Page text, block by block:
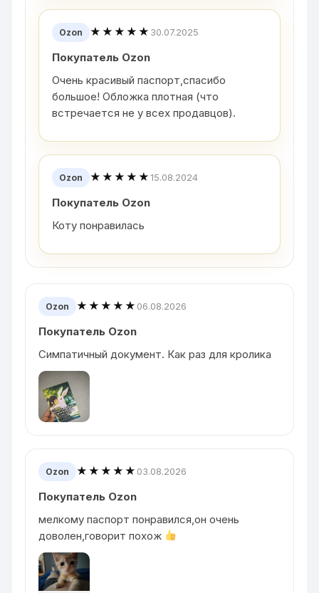
Ozon ★★★★★ 30.07.2025
Покупатель Ozon
Очень красивый паспорт,спасибо
большое! Обложка плотная (что
встречается не у всех продавцов).
Ozon ★★★★★15.08.2024
Покупатель Ozon
Коту понравилась
Ozon ★★★★★ 06.08.2026
Покупатель Ozon
Симпатичный документ. Как раз для кролика
Ozon ★★★★★ 03.08.2026
Покупатель Ozon
мелкому паспорт понравился,он очень
доволен,говорит похож